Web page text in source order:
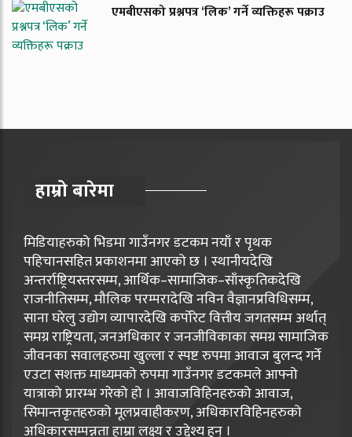
एमबीएसको प्रश्नपत्र ‘लिक’ गर्ने व्यक्तिहरू पक्राउ
हाम्रो बारेमा
मिडियाहरुको भिडमा गाउँनगर डटकम नयाँ र पृथक
पहिचानसहित प्रकाशनमा आएको छ । स्थानीयदेखि
अन्तर्राष्ट्रियस्तरसम्म, आर्थिक–सामाजिक–साँस्कृतिकदेखि
राजनीतिसम्म, मौलिक परम्परादेखि नविन वैज्ञानप्रविधिसम्म,
साना घरेलु उद्योग व्यापारदेखि कर्पोरेट वित्तीय जगतसम्म अर्थात्
समग्र राष्ट्रियता, जनअधिकार र जनजीविकाका समग्र सामाजिक
जीवनका सवालहरुमा खुल्ला र स्पष्ट रुपमा आवाज बुलन्द गर्ने
एउटा सशक्त माध्यमको रुपमा गाउँनगर डटकमले आफ्नो
यात्राको प्रारम्भ गरेको हो । आवाजविहिनहरुको आवाज,
सिमान्तकृतहरुको मूलप्रवाहीकरण, अधिकारविहिनहरुको
अधिकारसम्पन्नता हाम्रा लक्ष्य र उद्देश्य हुन् ।